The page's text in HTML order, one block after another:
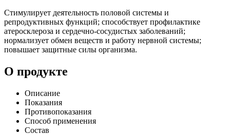
Стимулирует деятельность половой системы и
репродуктивных функций; способствует профилактике
атеросклероза и сердечно-сосудистых заболеваний;
нормализует обмен веществ и работу нервной системы;
повышает защитные силы организма.
О продукте
Описание
Показания
Противопоказания
Способ применения
Состав